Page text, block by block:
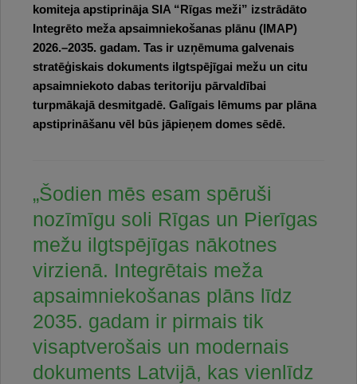
komiteja apstiprināja SIA “Rīgas meži” izstrādāto
Integrēto meža apsaimniekošanas plānu (IMAP)
2026.–2035. gadam. Tas ir uzņēmuma galvenais
stratēģiskais dokuments ilgtspējīgai mežu un citu
apsaimniekoto dabas teritoriju pārvaldībai
turpmākajā desmitgadē. Galīgais lēmums par plāna
apstiprināšanu vēl būs jāpieņem domes sēdē.
„Šodien mēs esam spēruši
nozīmīgu soli Rīgas un Pierīgas
mežu ilgtspējīgas nākotnes
virzienā. Integrētais meža
apsaimniekošanas plāns līdz
2035. gadam ir pirmais tik
visaptverošais un modernais
dokuments Latvijā, kas vienlīdz